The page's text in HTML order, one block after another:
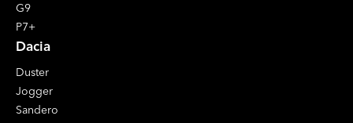
G9
P7+
Dacia
Duster
Jogger
Sandero